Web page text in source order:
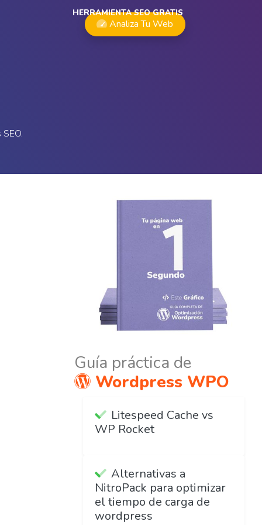
Analiza Tu Web
HERRAMIENTA SEO GRATIS
Guía práctica de
Wordpress WPO
Litespeed Cache vs
WP Rocket
Alternativas a
NitroPack para optimizar
el tiempo de carga de
wordpress